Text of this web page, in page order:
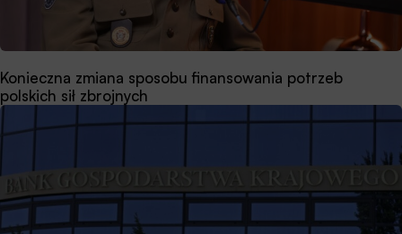
Konieczna zmiana sposobu finansowania potrzeb
polskich sił zbrojnych